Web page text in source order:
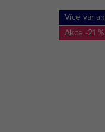
Více
-21 %